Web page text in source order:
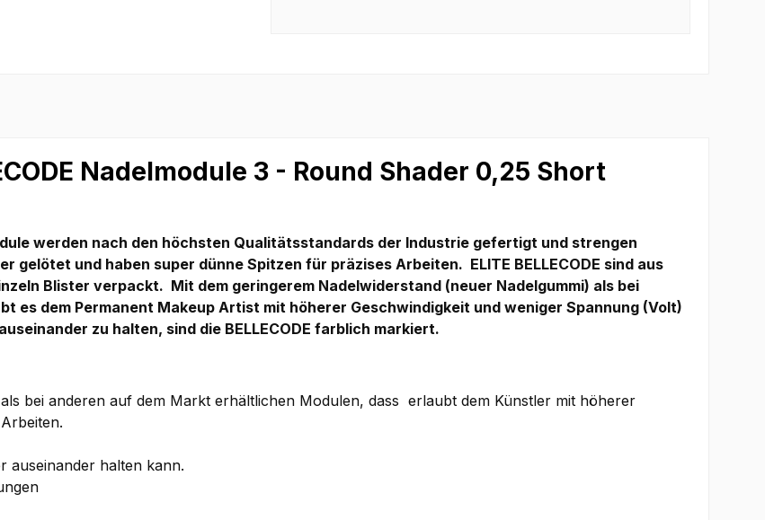
Nadelmodule 3 - Round Shader 0,25 Short
werden nach den höchsten Qualitätsstandards der Industrie gefertigt und strengen
gelötet und haben super dünne Spitzen für präzises Arbeiten. ELITE BELLECODE sind aus
Blister verpackt. Mit dem geringerem Nadelwiderstand (neuer Nadelgummi) als bei
es dem Permanent Makeup Artist mit höherer Geschwindigkeit und weniger Spannung (Volt)
zu halten, sind die BELLECODE farblich markiert.
bei anderen auf dem Markt erhältlichen Modulen, dass erlaubt dem Künstler mit höherer
auseinander halten kann.